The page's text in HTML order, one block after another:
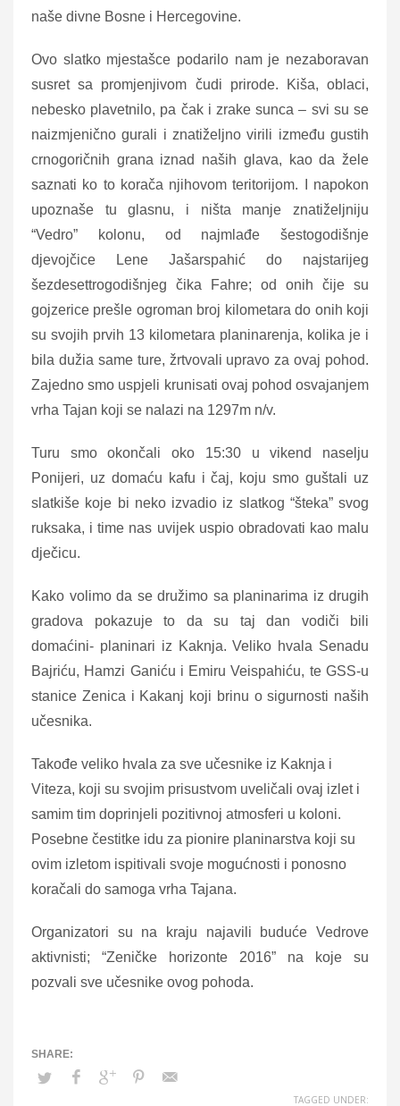
naše divne Bosne i Hercegovine.
Ovo slatko mjestašce podarilo nam je nezaboravan
susret sa promjenjivom čudi prirode. Kiša, oblaci,
nebesko plavetnilo, pa čak i zrake sunca – svi su se
naizmjenično gurali i znatiželjno virili između gustih
crnogoričnih grana iznad naših glava, kao da žele
saznati ko to korača njihovom teritorijom. I napokon
upoznaše tu glasnu, i ništa manje znatiželjniju
“Vedro” kolonu, od najmlađe šestogodišnje
djevojčice Lene Jašarspahić do najstarijeg
šezdesettrogodišnjeg čika Fahre; od onih čije su
gojzerice prešle ogroman broj kilometara do onih koji
su svojih prvih 13 kilometara planinarenja, kolika je i
bila dužia same ture, žrtvovali upravo za ovaj pohod.
Zajedno smo uspjeli krunisati ovaj pohod osvajanjem
vrha Tajan koji se nalazi na 1297m n/v.
Turu smo okončali oko 15:30 u vikend naselju
Ponijeri, uz domaću kafu i čaj, koju smo guštali uz
slatkiše koje bi neko izvadio iz slatkog “šteka” svog
ruksaka, i time nas uvijek uspio obradovati kao malu
dječicu.
Kako volimo da se družimo sa planinarima iz drugih
gradova pokazuje to da su taj dan vodiči bili
domaćini- planinari iz Kaknja. Veliko hvala Senadu
Bajriću, Hamzi Ganiću i Emiru Veispahiću, te GSS-u
stanice Zenica i Kakanj koji brinu o sigurnosti naših
učesnika.
Takođe veliko hvala za sve učesnike iz Kaknja i
Viteza, koji su svojim prisustvom uveličali ovaj izlet i
samim tim doprinjeli pozitivnoj atmosferi u koloni.
Posebne čestitke idu za pionire planinarstva koji su
ovim izletom ispitivali svoje mogućnosti i ponosno
koračali do samoga vrha Tajana.
Organizatori su na kraju najavili buduće Vedrove
aktivnisti; “Zeničke horizonte 2016” na koje su
pozvali sve učesnike ovog pohoda.
TAGGED UNDER: